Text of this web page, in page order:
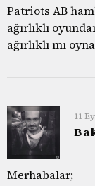
Patriots AB
ağırlıklı
ağırlıklı mı
11
Merhabalar;